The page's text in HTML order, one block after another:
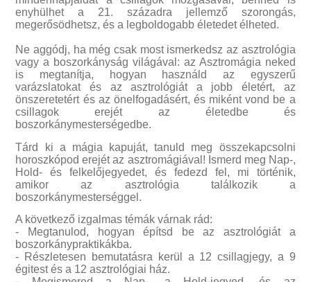
enyhülhet a 21. századra jellemző szorongás,
megerősödhetsz, és a legboldogabb életedet élheted.
Ne aggódj, ha még csak most ismerkedsz az asztrológia
vagy a boszorkányság világával: az Asztromágia neked
is megtanítja, hogyan használd az egyszerű
varázslatokat és az asztrológiát a jobb életért, az
önszeretetért és az önelfogadásért, és miként vond be a
csillagok erejét az életedbe és
boszorkánymesterségedbe.
Tárd ki a mágia kapuját, tanuld meg összekapcsolni
horoszkópod erejét az asztromágiával! Ismerd meg Nap-,
Hold- és felkelőjegyedet, és fedezd fel, mi történik,
amikor az asztrológia találkozik a
boszorkánymesterséggel.
A következő izgalmas témák várnak rád:
- Megtanulod, hogyan építsd be az asztrológiát a
boszorkánypraktikákba.
- Részletesen bemutatásra kerül a 12 csillagjegy, a 9
égitest és a 12 asztrológiai ház.